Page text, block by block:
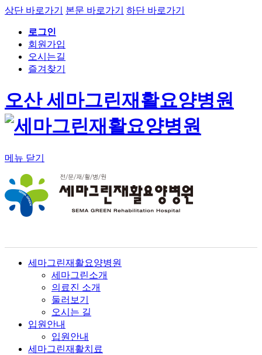
상단 바로가기 본문 바로가기 하단 바로가기
로그인
회원가입
오시는길
즐겨찾기
오산 세마그린재활요양병원
메뉴 닫기
세마그린재활요양병원
세마그린소개
의료진 소개
둘러보기
오시는 길
입원안내
입원안내
세마그린재활치료